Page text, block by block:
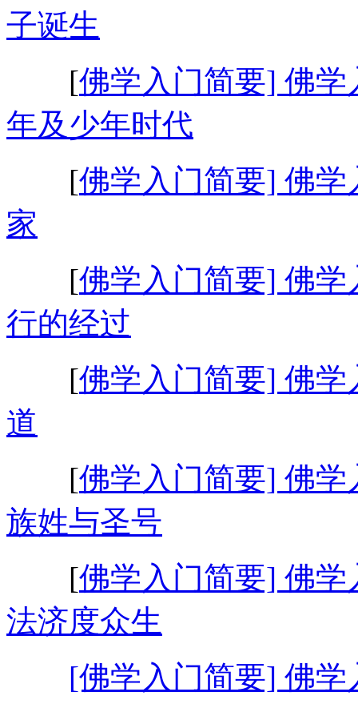
子诞生
[佛学入门简要] 佛
年及少年时代
[佛学入门简要] 佛
家
[佛学入门简要] 佛
行的经过
[佛学入门简要] 佛
道
[佛学入门简要] 佛
族姓与圣号
[佛学入门简要] 佛
法济度众生
[佛学入门简要] 佛